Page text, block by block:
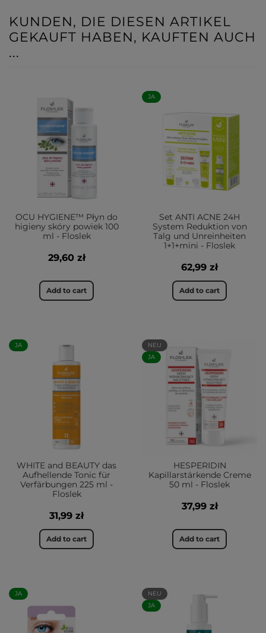
KUNDEN, DIE DIESEN ARTIKEL
GEKAUFT HABEN, KAUFTEN AUCH
...
OCU HYGIENE™ Płyn do
higieny skóry powiek 100
ml - Floslek
29,60 zł
Add to cart
JA
Set ANTI ACNE 24H
System Reduktion von
Talg und Unreinheiten
1+1+mini - Floslek
62,99 zł
Add to cart
JA
WHITE and BEAUTY das
Aufhellende Tonic für
Verfärbungen 225 ml -
Floslek
31,99 zł
Add to cart
NEU
JA
HESPERIDIN
Kapillarstärkende Creme
50 ml - Floslek
37,99 zł
Add to cart
JA
NEU
JA